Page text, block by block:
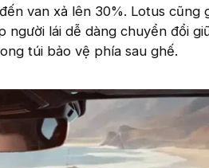
van xả lên 30%. Lotus cũng
lái dễ dàng chuyển đổi
túi bảo vệ phía sau ghế.